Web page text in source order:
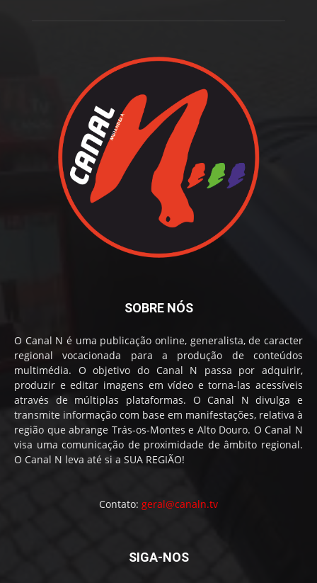
SOBRE NÓS
O Canal N é uma publicação online, generalista, de caracter
regional vocacionada para a produção de conteúdos
multimédia. O objetivo do Canal N passa por adquirir,
produzir e editar imagens em vídeo e torna-las acessíveis
através de múltiplas plataformas. O Canal N divulga e
transmite informação com base em manifestações, relativa à
região que abrange Trás-os-Montes e Alto Douro. O Canal N
visa uma comunicação de proximidade de âmbito regional.
O Canal N leva até si a SUA REGIÃO!
Contato: geral@canaln.tv
SIGA-NOS